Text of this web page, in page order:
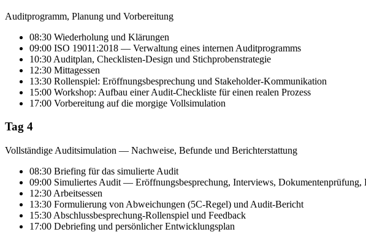
Auditprogramm, Planung und Vorbereitung
08:30 Wiederholung und Klärungen
09:00 ISO 19011:2018 — Verwaltung eines internen Auditprogramms
10:30 Auditplan, Checklisten-Design und Stichprobenstrategie
12:30 Mittagessen
13:30 Rollenspiel: Eröffnungsbesprechung und Stakeholder-Kommunikation
15:00 Workshop: Aufbau einer Audit-Checkliste für einen realen Prozess
17:00 Vorbereitung auf die morgige Vollsimulation
Tag 4
Vollständige Auditsimulation — Nachweise, Befunde und Berichterstattung
08:30 Briefing für das simulierte Audit
09:00 Simuliertes Audit — Eröffnungsbesprechung, Interviews, Dokumentenprüfung,
12:30 Arbeitsessen
13:30 Formulierung von Abweichungen (5C-Regel) und Audit-Bericht
15:30 Abschlussbesprechung-Rollenspiel und Feedback
17:00 Debriefing und persönlicher Entwicklungsplan